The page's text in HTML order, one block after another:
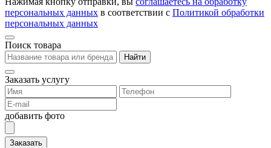
персональных данных в соответствии с Политикой обработки
персональных данных
Поиск товара
Найти
Заказать услугу
добавить фото
Заказать